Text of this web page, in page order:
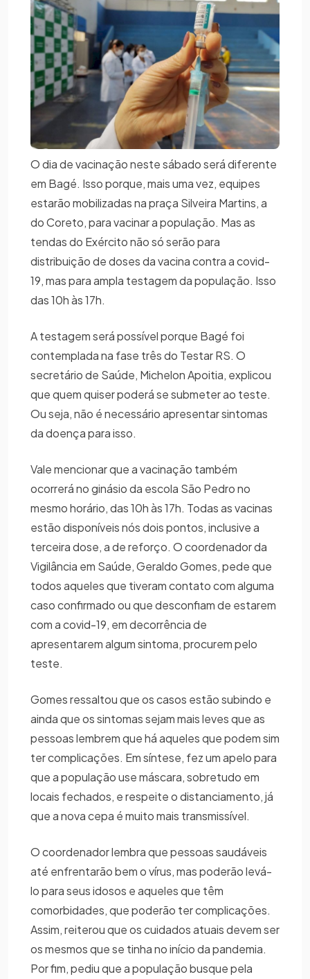
O dia de vacinação neste sábado será diferente
em Bagé. Isso porque, mais uma vez, equipes
estarão mobilizadas na praça Silveira Martins, a
do Coreto, para vacinar a população. Mas as
tendas do Exército não só serão para
distribuição de doses da vacina contra a covid-
19, mas para ampla testagem da população. Isso
das 10h às 17h.
A testagem será possível porque Bagé foi
contemplada na fase três do Testar RS. O
secretário de Saúde, Michelon Apoitia, explicou
que quem quiser poderá se submeter ao teste.
Ou seja, não é necessário apresentar sintomas
da doença para isso.
Vale mencionar que a vacinação também
ocorrerá no ginásio da escola São Pedro no
mesmo horário, das 10h às 17h. Todas as vacinas
estão disponíveis nós dois pontos, inclusive a
terceira dose, a de reforço. O coordenador da
Vigilância em Saúde, Geraldo Gomes, pede que
todos aqueles que tiveram contato com alguma
caso confirmado ou que desconfiam de estarem
com a covid-19, em decorrência de
apresentarem algum sintoma, procurem pelo
teste.
Gomes ressaltou que os casos estão subindo e
ainda que os sintomas sejam mais leves que as
pessoas lembrem que há aqueles que podem sim
ter complicações. Em síntese, fez um apelo para
que a população use máscara, sobretudo em
locais fechados, e respeite o distanciamento, já
que a nova cepa é muito mais transmissível.
O coordenador lembra que pessoas saudáveis
até enfrentarão bem o vírus, mas poderão levá-
lo para seus idosos e aqueles que têm
comorbidades, que poderão ter complicações.
Assim, reiterou que os cuidados atuais devem ser
os mesmos que se tinha no início da pandemia.
Por fim, pediu que a população busque pela